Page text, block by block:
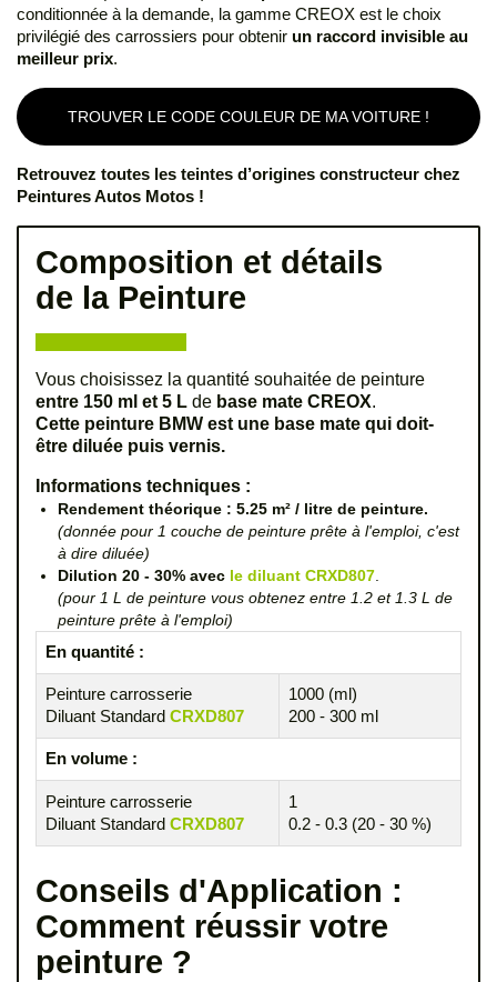
conditionnée à la demande, la gamme CREOX est le choix
privilégié des carrossiers pour obtenir un raccord invisible au
meilleur prix.
TROUVER LE CODE COULEUR DE MA VOITURE !
Retrouvez toutes les teintes d’origines constructeur chez
Peintures Autos Motos !
Composition et détails
de la Peinture
Vous choisissez la quantité souhaitée de peinture
entre 150 ml et 5 L de base mate CREOX.
Cette peinture BMW est une base mate qui doit-
être diluée puis vernis.
Informations techniques :
Rendement théorique : 5.25 m² / litre de peinture.
(donnée pour 1 couche de peinture prête à l'emploi, c'est
à dire diluée)
Dilution 20 - 30% avec le diluant CRXD807.
(pour 1 L de peinture vous obtenez entre 1.2 et 1.3 L de
peinture prête à l'emploi)
En quantité :
Peinture carrosserie
Diluant Standard CRXD807
1000 (ml)
200 - 300 ml
En volume :
Peinture carrosserie
Diluant Standard CRXD807
1
0.2 - 0.3 (20 - 30 %)
Conseils d'Application :
Comment réussir votre
peinture ?